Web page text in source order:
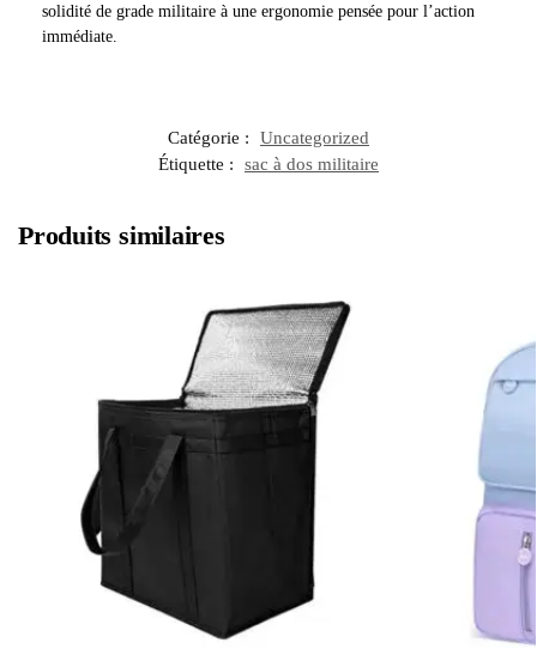
solidité de grade militaire à une ergonomie pensée pour l’action
immédiate.
Catégorie :
Uncategorized
Étiquette :
sac à dos militaire
Produits similaires